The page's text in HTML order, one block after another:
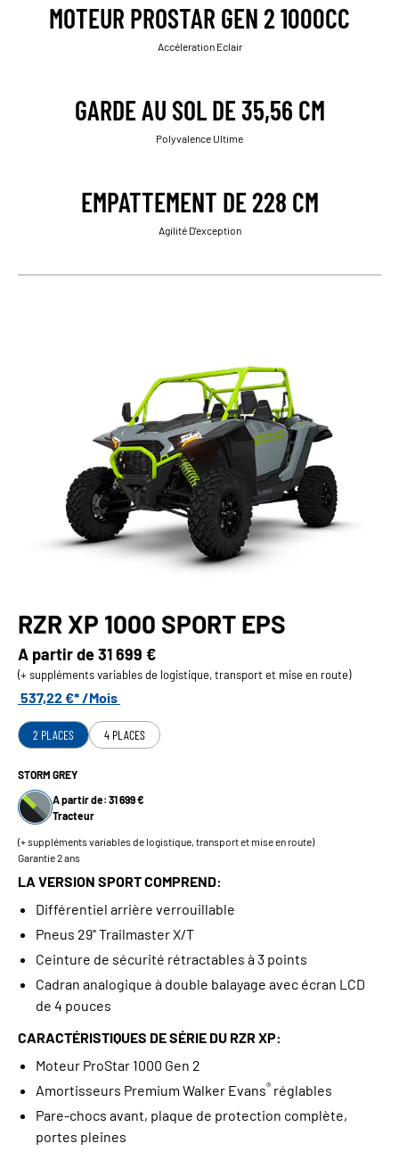
MOTEUR PROSTAR GEN 2 1000CC
Accéleration Eclair
GARDE AU SOL DE 35,56 CM
Polyvalence Ultime
EMPATTEMENT DE 228 CM
Agilité D'exception
RZR XP 1000 SPORT EPS
A partir de31 699 €
(+ suppléments variables de logistique, transport et mise en route)
537,22 €* /Mois
2 PLACES 4 PLACES
STORM GREY
A partir de: 31 699 €
Tracteur
(+ suppléments variables de logistique, transport et mise en route)
Garantie 2 ans
LA VERSION SPORT COMPREND:
Différentiel arrière verrouillable
Pneus 29'' Trailmaster X/T
Ceinture de sécurité rétractables à 3 points
Cadran analogique à double balayage avec écran LCD
de 4 pouces
CARACTÉRISTIQUES DE SÉRIE DU RZR XP:
Moteur ProStar 1000 Gen 2
Amortisseurs Premium Walker Evans® réglables
Pare-chocs avant, plaque de protection complète,
portes pleines